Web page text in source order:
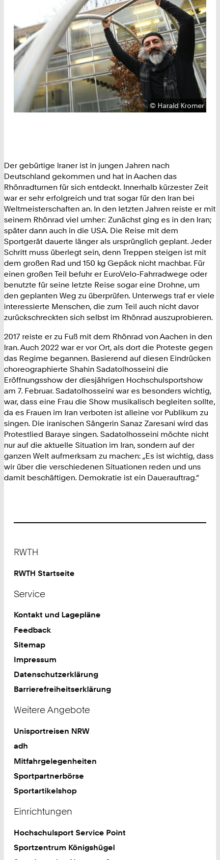
Urheberrecht:
© Harald Kromer
Der gebürtige Iraner ist in jungen Jahren nach
Deutschland gekommen und hat in Aachen das
Rhönradturnen für sich entdeckt. Innerhalb kürzester Zeit
war er sehr erfolgreich und trat sogar für den Iran bei
Weltmeisterschaften an. In den letzten Jahren reiste er mit
seinem Rhönrad viel umher: Zunächst ging es in den Iran;
später dann auch in die USA. Die Reise mit dem
Sportgerät dauerte länger als ursprünglich geplant. Jeder
Schritt muss überlegt sein, denn Treppen steigen ist mit
dem großen Rad und 150 kg Gepäck nicht machbar. Für
einen großen Teil befuhr er EuroVelo-Fahrradwege oder
benutzte für seine letzte Reise sogar eine Drohne, um
den geplanten Weg zu überprüfen. Unterwegs traf er viele
interessierte Menschen, die zum Teil auch nicht davor
zurückschreckten sich selbst im Rhönrad auszuprobieren.
2017 reiste er zu Fuß mit dem Rhönrad von Aachen in den
Iran. Auch 2022 war er vor Ort, als dort die Proteste gegen
das Regime begannen. Basierend auf diesen Eindrücken
choreographierte Shahin Sadatolhosseini die
Eröffnungsshow der diesjährigen Hochschulsportshow
am 7. Februar. Sadatolhosseini war es besonders wichtig,
war, dass eine Frau die Show musikalisch begleiten sollte,
da es Frauen im Iran verboten ist alleine vor Publikum zu
singen. Die iranischen Sängerin Sanaz Zaresani wird das
Protestlied Baraye singen. Sadatolhosseini möchte nicht
nur auf die aktuelle Situation im Iran, sondern auf der
ganzen Welt aufmerksam zu machen: „Es ist wichtig, dass
wir über die verschiedenen Situationen reden und uns
damit beschäftigen. Demokratie ist ein Dauerauftrag.“
RWTH
RWTH Startseite
Service
Kontakt und Lagepläne
Feedback
Sitemap
Impressum
Datenschutzerklärung
Barrierefreiheitserklärung
Weitere Angebote
Unisportreisen NRW
adh
Mitfahrgelegenheiten
Sportpartnerbörse
Sportartikelshop
Einrichtungen
Hochschulsport Service Point
Sportzentrum Königshügel